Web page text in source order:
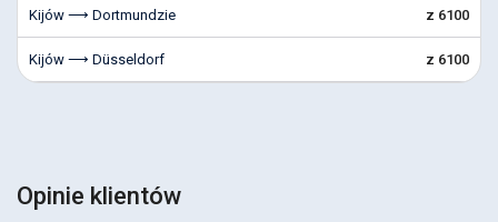
Kijów ⟶ Dortmundzie z 6100
Kijów ⟶ Düsseldorf z 6100
Opinie klientów